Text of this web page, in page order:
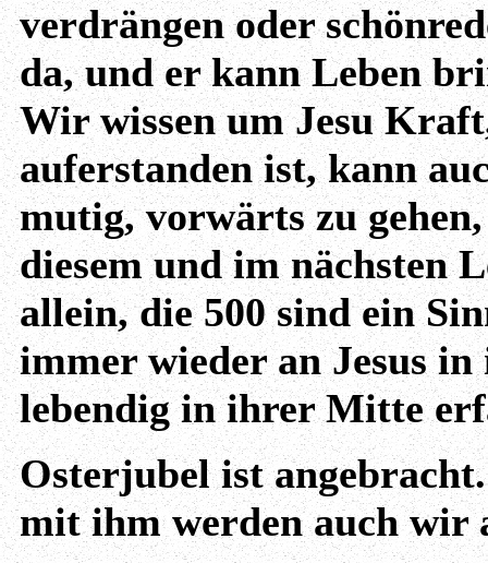
verdrängen oder
da, und er kann Leben
Wir wissen um Jesu
auferstanden ist, kann
mutig, vorwärts zu
diesem und im nächsten
allein, die 500 sind ein
immer wieder an Jesus
lebendig in ihrer Mitte
Osterjubel ist
mit ihm werden auch wir